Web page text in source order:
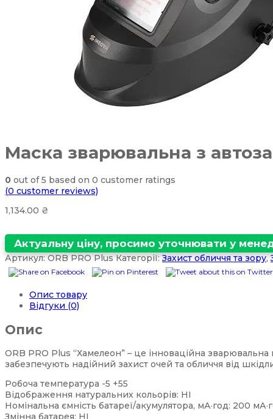
Маска зварювальна з
0 out of5 based on 0 customer ratings
(0 customer reviews)
1,134.00 ₴
Актуальну ціну, просимо уточнювати у
Артикул:ORB PRO Plus Категорії:Захист обличчя та зору,
Опис товару
Відгуки (0)
Опис
ORB PRO Plus “Хамелеон” – це інноваційна
забезпечують надійний захист очей та обличчя від
Робоча температура -5 +55
Відображення натуральних кольорів: НІ
Номінальна ємність батареї/акумулятора, мА·год: 200
Змінна батарея: НІ